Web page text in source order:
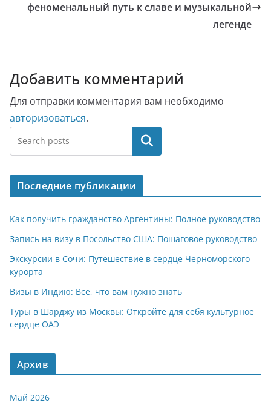
феноменальный путь к славе и музыкальной
легенде
Добавить комментарий
Для отправки комментария вам необходимо
авторизоваться.
Поиск
Последние публикации
Как получить гражданство Аргентины: Полное руководство
Запись на визу в Посольство США: Пошаговое руководство
Экскурсии в Сочи: Путешествие в сердце Черноморского
курорта
Визы в Индию: Все, что вам нужно знать
Туры в Шарджу из Москвы: Откройте для себя культурное
сердце ОАЭ
Архив
Май 2026